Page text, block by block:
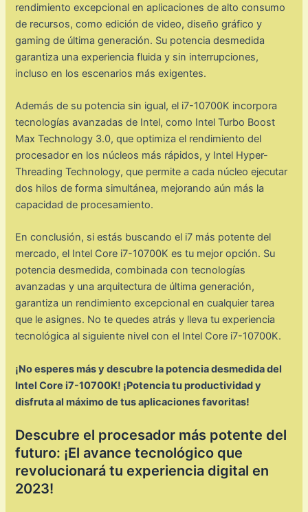
rendimiento excepcional en aplicaciones de alto consumo
de recursos, como edición de video, diseño gráfico y
gaming de última generación. Su potencia desmedida
garantiza una experiencia fluida y sin interrupciones,
incluso en los escenarios más exigentes.
Además de su potencia sin igual, el i7-10700K incorpora
tecnologías avanzadas de Intel, como Intel Turbo Boost
Max Technology 3.0, que optimiza el rendimiento del
procesador en los núcleos más rápidos, y Intel Hyper-
Threading Technology, que permite a cada núcleo ejecutar
dos hilos de forma simultánea, mejorando aún más la
capacidad de procesamiento.
En conclusión, si estás buscando el i7 más potente del
mercado, el Intel Core i7-10700K es tu mejor opción. Su
potencia desmedida, combinada con tecnologías
avanzadas y una arquitectura de última generación,
garantiza un rendimiento excepcional en cualquier tarea
que le asignes. No te quedes atrás y lleva tu experiencia
tecnológica al siguiente nivel con el Intel Core i7-10700K.
¡No esperes más y descubre la potencia desmedida del
Intel Core i7-10700K! ¡Potencia tu productividad y
disfruta al máximo de tus aplicaciones favoritas!
Descubre el procesador más potente del
futuro: ¡El avance tecnológico que
revolucionará tu experiencia digital en
2023!